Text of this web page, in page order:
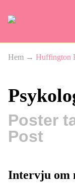
Hem → Huffington
Poster
Post
Intervju om